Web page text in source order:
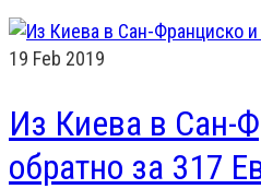
19 Feb 2019
Из Киева в Сан-
обратно за 317